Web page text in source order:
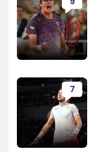
7